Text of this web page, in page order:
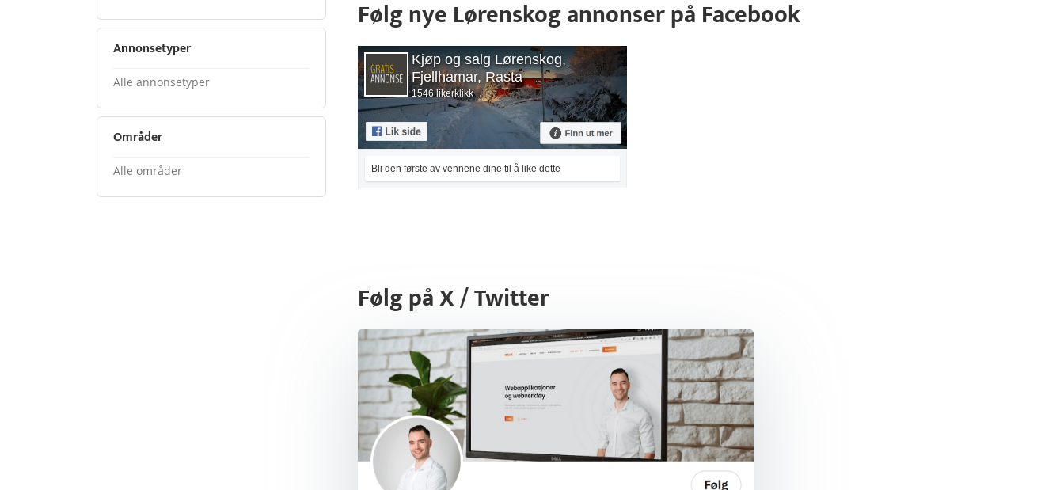
Annonsetyper
Alle annonsetyper
Områder
Alle områder
Følg nye Lørenskog annonser på Facebook
Kjøp og salg Lørenskog,
Fjellhamar, Rasta
1546 likerklikk
Bli den første av vennene dine til å like dette
Følg på X / Twitter